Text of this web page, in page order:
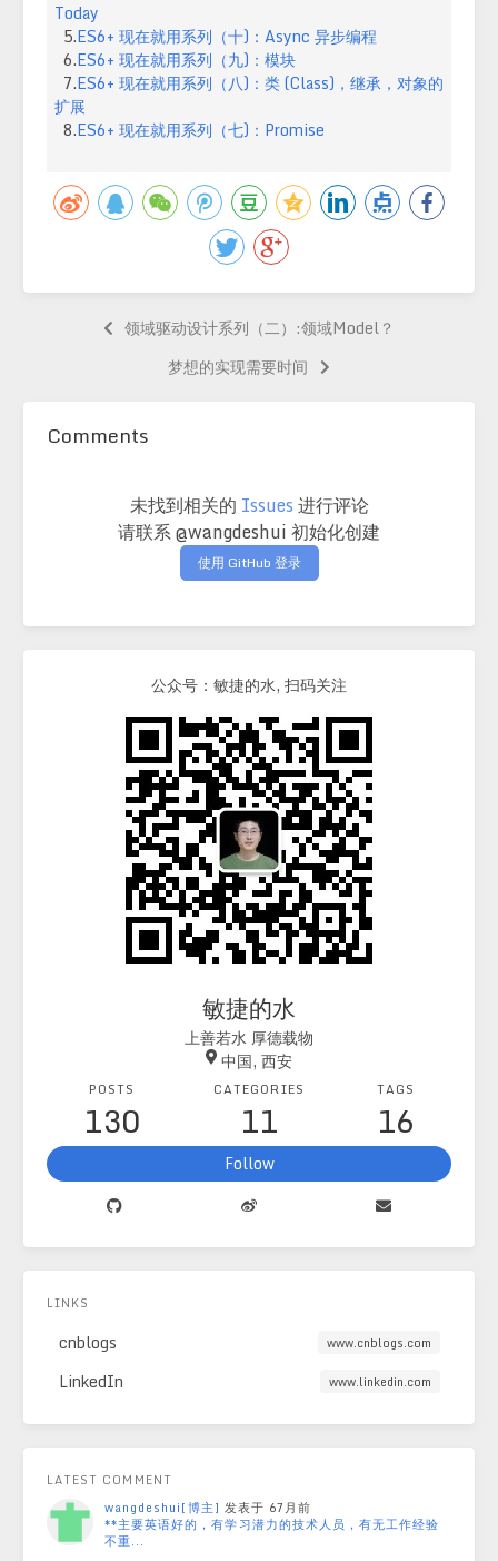
Today
5.ES6+ 现在就用系列（十)：Async 异步编程
6.ES6+ 现在就用系列（九)：模块
7.ES6+ 现在就用系列（八)：类 (Class)，继承，对象的
扩展
8.ES6+ 现在就用系列（七)：Promise
领域驱动设计系列（二）:领域Model？
梦想的实现需要时间
Comments
未找到相关的 Issues进行评论
请联系 @wangdeshui 初始化创建
使用 GitHub 登录
公众号：敏捷的水, 扫码关注
敏捷的水
上善若水 厚德载物
中国, 西安
POSTS
130
CATEGORIES
11
TAGS
16
Follow
LINKS
cnblogs www.cnblogs.com
LinkedIn www.linkedin.com
LATEST COMMENT
wangdeshui[博主] 发表于 67月前
**主要英语好的，有学习潜力的技术人员，有无工作经验
不重...